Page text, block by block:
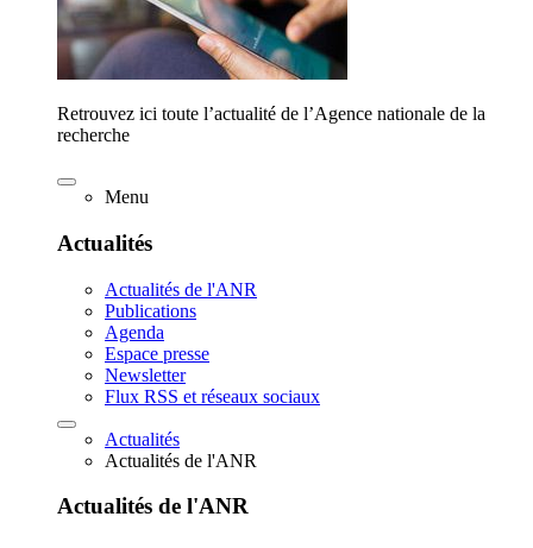
Retrouvez ici toute l’actualité de l’Agence nationale de la
recherche
Menu
Actualités
Actualités de l'ANR
Publications
Agenda
Espace presse
Newsletter
Flux RSS et réseaux sociaux
Actualités
Actualités de l'ANR
Actualités de l'ANR